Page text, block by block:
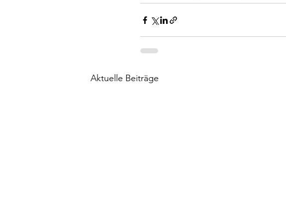
Aktuelle Beiträge